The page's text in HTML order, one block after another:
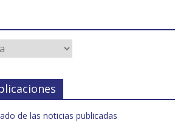
de las noticias publicadas